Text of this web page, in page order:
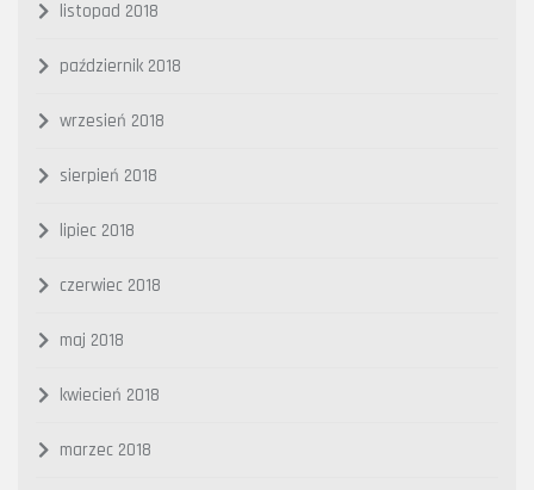
listopad 2018
październik 2018
wrzesień 2018
sierpień 2018
lipiec 2018
czerwiec 2018
maj 2018
kwiecień 2018
marzec 2018